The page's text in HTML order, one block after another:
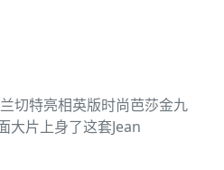
切特亮相英版时尚芭莎金九
大片上身了这套Jean